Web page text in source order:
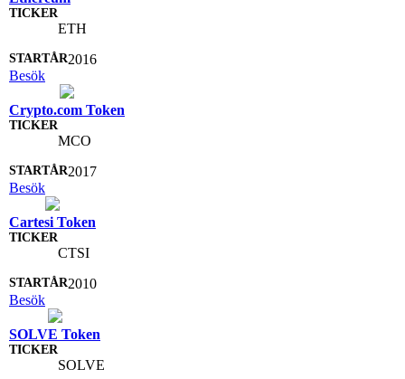
ETH
2016
Besök
Crypto.com Token
MCO
2017
Besök
Cartesi Token
CTSI
2010
Besök
SOLVE Token
SOLVE